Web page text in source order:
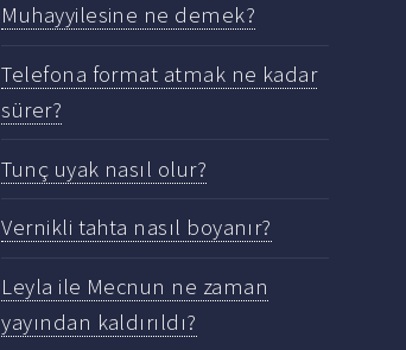
Muhayyilesine ne demek?
Telefona format atmak ne kadar
sürer?
Tunç uyak nasıl olur?
Vernikli tahta nasıl boyanır?
Leyla ile Mecnun ne zaman
yayından kaldırıldı?